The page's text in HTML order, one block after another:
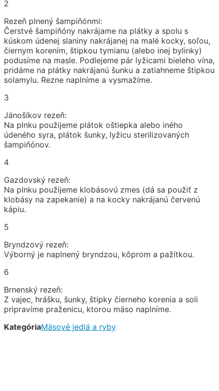
2
Rezeň plnený šampiňónmi:
Čerstvé šampiňóny nakrájame na plátky a spolu s
kúskom údenej slaniny nakrájanej na malé kocky, soľou,
čiernym korením, štipkou tymianu (alebo inej bylinky)
podusíme na masle. Podlejeme pár lyžicami bieleho vína,
pridáme na plátky nakrájanú šunku a zatiahneme štipkou
solamylu. Rezne naplníme a vysmažíme.
3
Jánošíkov rezeň:
Na plnku použijeme plátok oštiepka alebo iného
údeného syra, plátok šunky, lyžicu sterilizovaných
šampiňónov.
4
Gazdovský rezeň:
Na plnku použijeme klobásovú zmes (dá sa použiť z
klobásy na zapekanie) a na kocky nakrájanú červenú
kápiu.
5
Bryndzový rezeň:
Výborný je naplnený bryndzou, kôprom a pažítkou.
6
Brnenský rezeň:
Z vajec, hrášku, šunky, štipky čierneho korenia a soli
pripravíme praženicu, ktorou mäso naplníme.
KategóriaMäsové jedlá a ryby